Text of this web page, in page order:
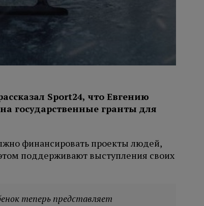
Sport24, что Евгению
государственные гранты для
финансировать проекты людей,
поддерживают выступления своих
теперь представляет